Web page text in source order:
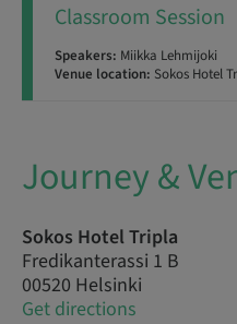
Classroom Session
Speakers: Miikka Lehmijoki
Venue location: Sokos Hotel
Journey &
Sokos Hotel Tripla
Fredikanterassi 1 B
00520 Helsinki
Get directions